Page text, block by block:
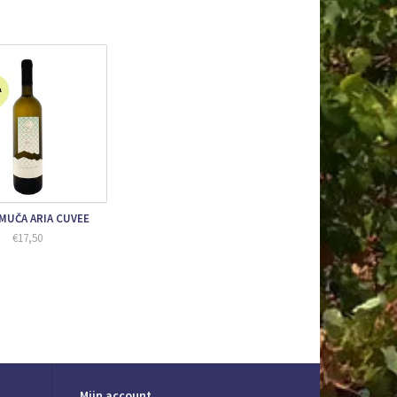
bij Vina Carić.
Zijn oorspronkelijke ontwerp werd later aangepast
ARIA CUVEE
€17,50